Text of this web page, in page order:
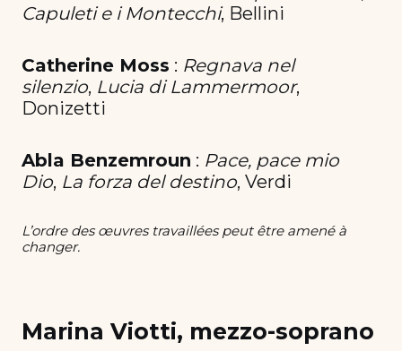
Capuleti e i Montecchi, Bellini
Catherine Moss : Regnava nel
silenzio, Lucia di Lammermoor,
Donizetti
Abla Benzemroun : Pace, pace mio
Dio, La forza del destino, Verdi
L’ordre des œuvres travaillées peut être amené à
changer.
Marina Viotti, mezzo-soprano